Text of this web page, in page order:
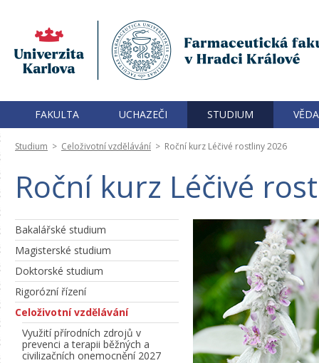
FAKULTA UCHAZEČI STUDIUM
Studium > Celoživotní vzdělávání > Roční kurz Léčivé rostliny 2026
Roční kurz Léčivé
Bakalářské studium
Magisterské studium
Doktorské studium
Rigorózní řízení
Celoživotní vzdělávání
Využití přírodních zdrojů v
prevenci a terapii běžných a
civilizačních onemocnění 2027